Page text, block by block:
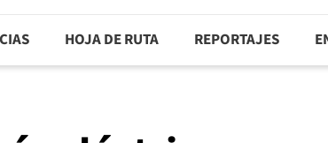
HOJA DE RUTA REPORTAJES